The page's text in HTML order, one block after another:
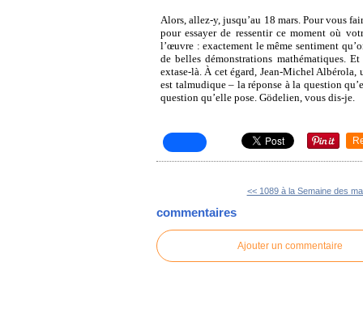
Alors, allez-y, jusqu’au 18 mars. Pour vous
pour essayer de ressentir ce moment où
l’œuvre : exactement le même sentiment
de belles démonstrations mathématiques.
extase-là. À cet égard, Jean-Michel Albérola,
est talmudique – la réponse à la question
question qu’elle pose. Gödelien, vous dis-je.
<< 1089 à la Semaine des
commentaires
Ajouter un commentaire